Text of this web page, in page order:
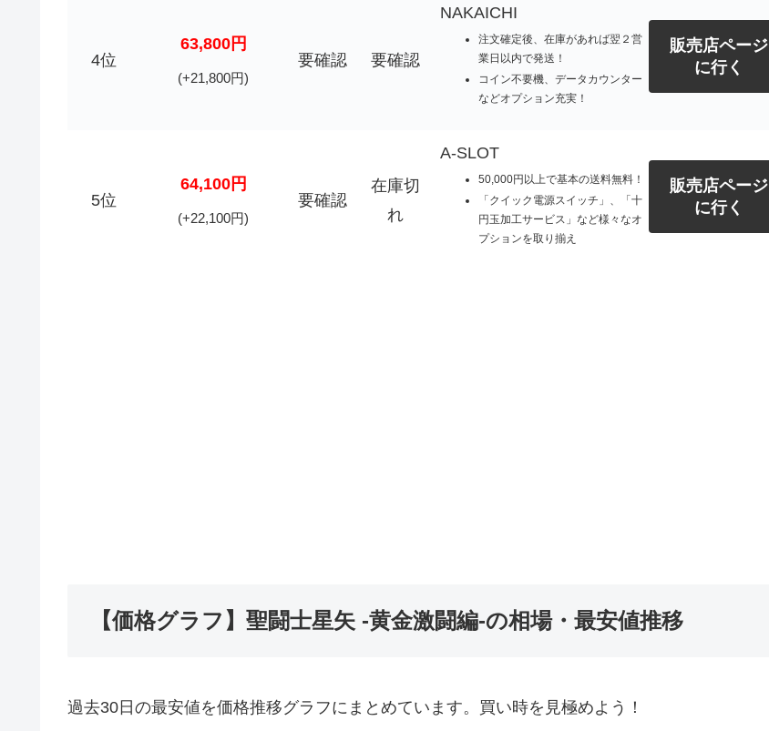
4位
63,800円
(+21,800円)
要確認 要確認
NAKAICHI
注文確定後、在庫があれば翌２営
業日以内で発送！
コイン不要機、データカウンター
などオプション充実！
販売店ページ
に行く
5位
64,100円
(+22,100円)
要確認
在庫切
れ
A-SLOT
50,000円以上で基本の送料無料！
「クイック電源スイッチ」、「十
円玉加工サービス」など様々なオ
プションを取り揃え
販売店ページ
に行く
【価格グラフ】聖闘士星矢 -黄金激闘編-の相場・最安値推移
過去30日の最安値を価格推移グラフにまとめています。買い時を見極めよう！